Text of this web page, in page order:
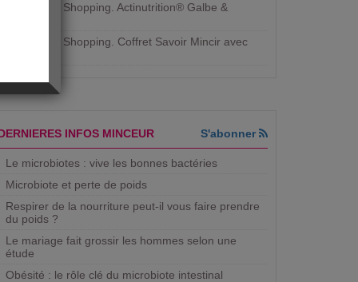
Aujourdhui Shopping. Actinutrition® Galbe &
Aujourdhui Shopping. ​Coffret Savoir Mincir avec
INFOS MINCEUR S'abonner
Le microbiotes : vive les bonnes bactéries
Microbiote et perte de poids
Respirer de la nourriture peut-il vous faire prendre
du poids ?
Le mariage fait grossir les hommes selon une
étude
Obésité : le rôle clé du microbiote intestinal